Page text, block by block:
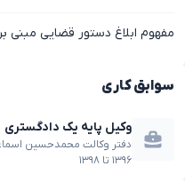
مفهوم ابلاغ دستور قضایی مبنی
سوابق کاری
وکیل پایه یک دادگستری
دفتر وکالت محمدحسین
۱۳۹۶ تا ۱۳۹۸